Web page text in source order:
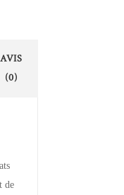
AVIS
(0)
de